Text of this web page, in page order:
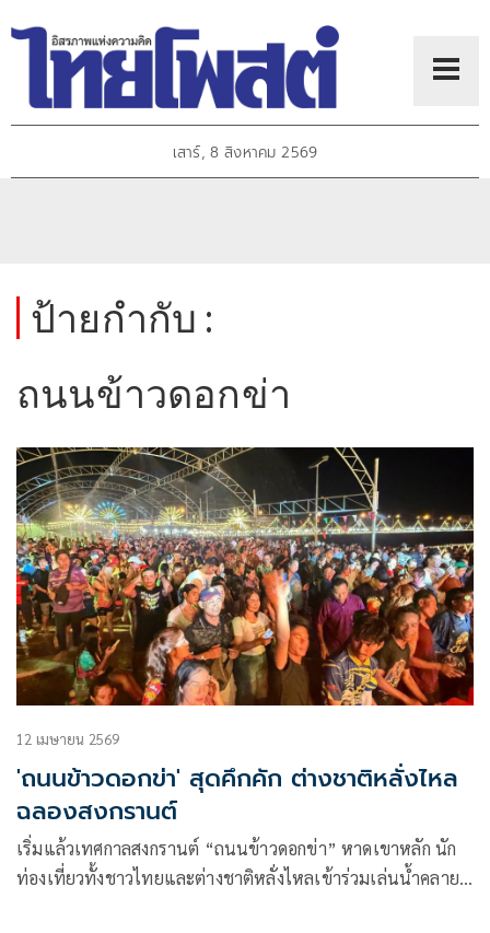
เสาร์, 8 สิงหาคม 2569
ป้ายกำกับ :
ถนนข้าวดอกข่า
12 เมษายน 2569
'ถนนข้าวดอกข่า' สุดคึกคัก ต่างชาติหลั่งไหล
ฉลองสงกรานต์
เริ่มแล้วเทศกาลสงกรานต์ “ถนนข้าวดอกข่า” หาดเขาหลัก นัก
ท่องเที่ยวทั้งชาวไทยและต่างชาติหลั่งไหลเข้าร่วมเล่นน้ำคลาย